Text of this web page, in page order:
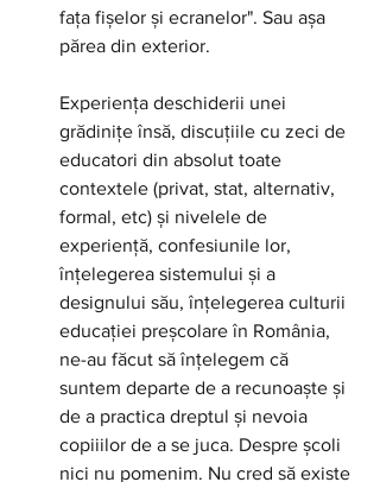
fața fișelor și ecranelor". Sau așa
părea din exterior.
Experiența deschiderii unei
grădinițe însă, discuțiile cu zeci de
educatori din absolut toate
contextele (privat, stat, alternativ,
formal, etc) și nivelele de
experiență, confesiunile lor,
înțelegerea sistemului și a
designului său, înțelegerea culturii
educației preșcolare în România,
ne-au făcut să înțelegem că
suntem departe de a recunoaște și
de a practica dreptul și nevoia
copiiilor de a se juca. Despre școli
nici nu pomenim. Nu cred să existe